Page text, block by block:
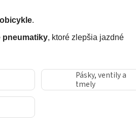
.
pneumatiky, ktoré zlepšia jazdné
Pásky, ventily a
tmely